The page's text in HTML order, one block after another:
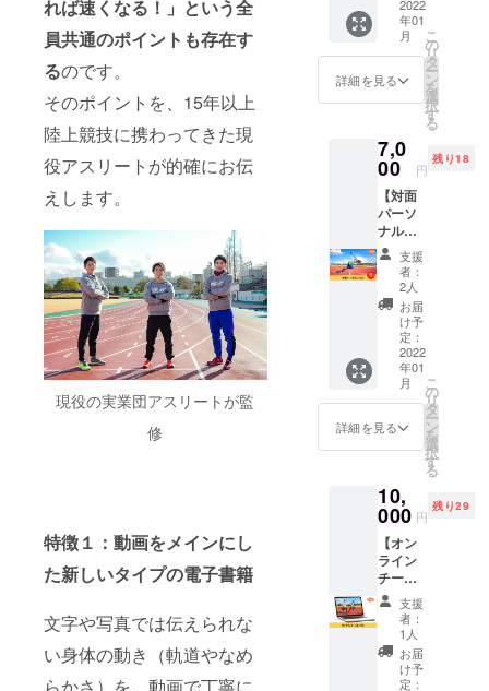
れば速くなる！」という全
員共通のポイントも存在す
るのです。
そのポイントを、15年以上
陸上競技に携わってきた現
役アスリートが的確にお伝
えします。
現役の実業団アスリートが監
修
特徴１： 動画をメインにし
た新しいタイプの電子書籍
文字や写真では伝えられな
い身体の動き（軌道やなめ
載する
お名前
を必ず
ご記入
くださ
でのご
参加も
できま
す。
なたの
お名前
を掲載
させて
いただ
お名前
を電子
書籍で
PRでき
ます。
さら
に、一
般社団
法人
NEXUS
代表 吉
岡俊樹
よりお
礼の
メール
をお送
りさせ
電子書
籍は
メール
にてお
送りさ
せてい
ただき
ます。
※購入時
の備考
欄に掲
のオン
ライン
パーソ
ナル
レッス
ンを60
分間受
る権利
です。
30名限
定で
す。 ※
日程な
ど詳細
はメー
ルにて
調整さ
せてい
ただき
ます。
※有効期
限は
2022年
1月から
回ご利
用いた
だけま
す。
2022
年01
月
詳細を見る
こ
の
リ
タ
ー
ン
を
選
択
す
る
7,0
00 円
残り18
【対面
パーソ
ナル
レッス
ン】 一
般社団
法人
NEXUS
の対面
パーソ
ナル
レッス
ンを60
分間受
講でき
る権利
20名限
定で
す。 ※
日程・
場所な
ど詳細
はメー
ルにて
調整さ
せてい
ただき
ます。
支援
者：
2人
お届
け予
定：
2022
年01
月
詳細を見る
こ
の
リ
タ
ー
ン
を
選
択
す
る
10,
000 円
残り29
【オン
ライン
チーム
レッス
ン】 一
般社団
法人
NEXUS
のオン
支援
者：
1人
お届
け予
定：